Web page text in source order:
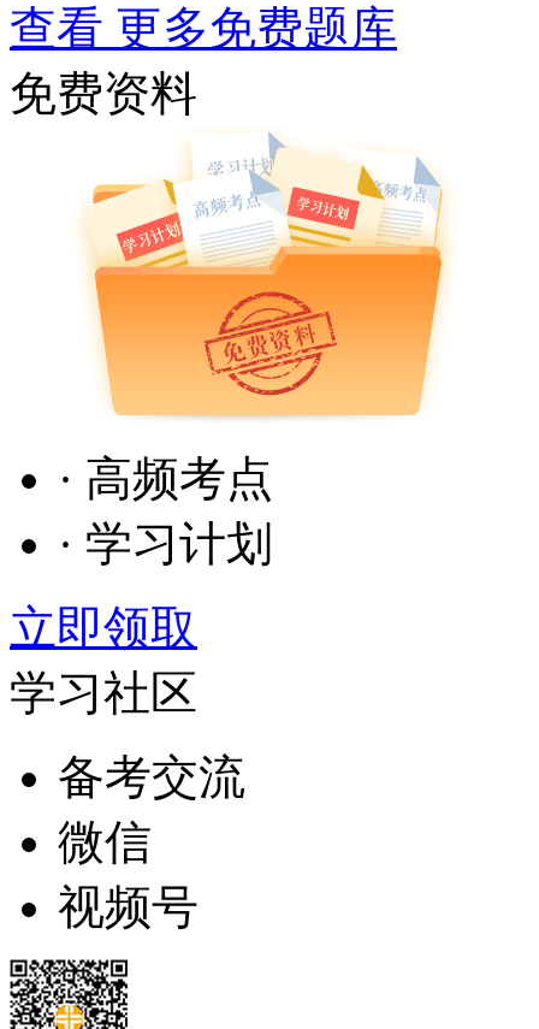
查看 更多免费题库
免费资料
· 高频考点
· 学习计划
立即领取
学习社区
备考交流
微信
视频号